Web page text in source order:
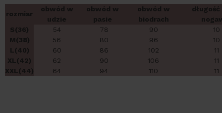
rozmiar
obwód w
udzie
obwód w
pasie
obwód w
biodrach
S(36)
54 78 90
10
M(38)
56 80 96
10
L(40)
60 86 102
11
XL(42)
62 90 106
11
XXL(44)
64 94 110 11